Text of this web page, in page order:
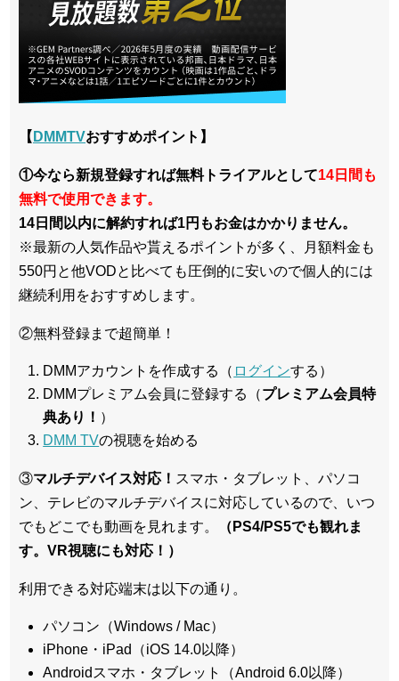
【 DMMTVおすすめポイント】
①今なら新規登録すれば無料トライアルとして14日間も
無料で使用できます。
14日間以内に解約すれば1円もお金はかかりません。
※最新の人気作品や貰えるポイントが多く、月額料金も
550円と他VODと比べても圧倒的に安いので個人的には
継続利用をおすすめします。
②無料登録まで超簡単！
DMMアカウントを作成する（ ログインする）
DMMプレミアム会員に登録する（プレミアム会員特
典あり！ ）
DMM TVの視聴を始める
③マルチデバイス対応！ スマホ・タブレット、パソコ
ン、テレビのマルチデバイスに対応しているので、いつ
でもどこでも動画を見れます。
（PS4/PS5でも観れま
す。VR視聴にも対応！）
利用できる対応端末は以下の通り。
パソコン（Windows / Mac）
iPhone・iPad（iOS 14.0以降）
Androidスマホ・タブレット（Android 6.0以降）